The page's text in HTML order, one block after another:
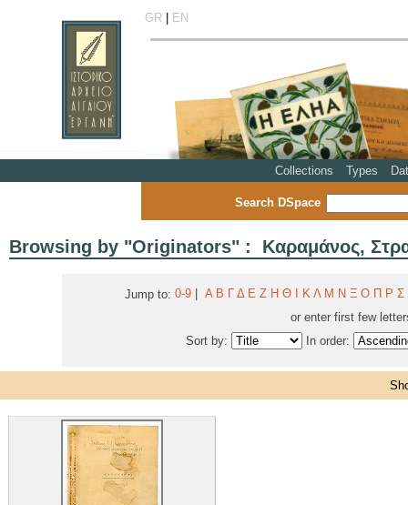
GR| EN
Collections Types
Search DSpace
Browsing by "Originators" : Καραμάνος,
Jump to: 0-9 Α Β Γ Δ Ε Ζ Η Θ Κ Λ Μ Ν Ξ Ο Π Ρ Σ
or enter first few
Sort by:
In order: